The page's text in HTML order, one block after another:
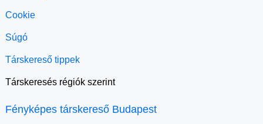
Cookie
Súgó
Társkereső tippek
Társkeresés régiók szerint
Fényképes társkereső Budapest